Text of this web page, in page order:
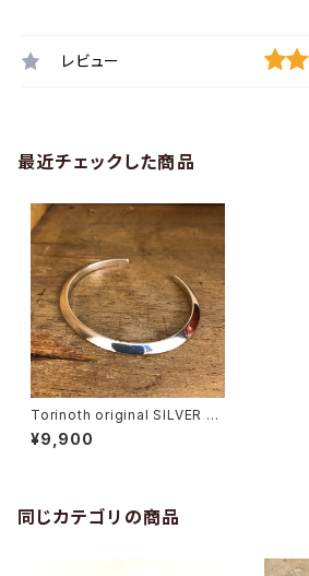
レビュー
最近チェックした商品
Torinoth original SILVER バ
ングル
¥9,900
同じカテゴリの商品